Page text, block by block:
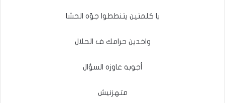
يا كلمتين يتنططوا جوّه الحشا
واخدين حرامك ف الحلال
أجوبه عاوزه السؤال
متهزنيش